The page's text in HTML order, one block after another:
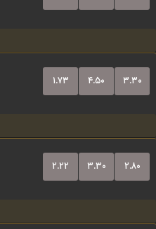
۱.۷۳ ۴.۵۰ ۳.۳۰
۲.۲۲ ۳.۳۰ ۲.۸۰